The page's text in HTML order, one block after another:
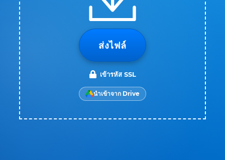
ส่งไฟล์
เข้ารหัส SSL
นำเข้าจาก Drive